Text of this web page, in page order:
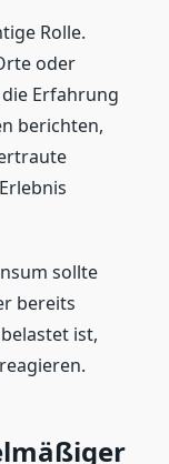
Rolle.
oder
Erfahrung
berichten,
sollte
bereits
ist,